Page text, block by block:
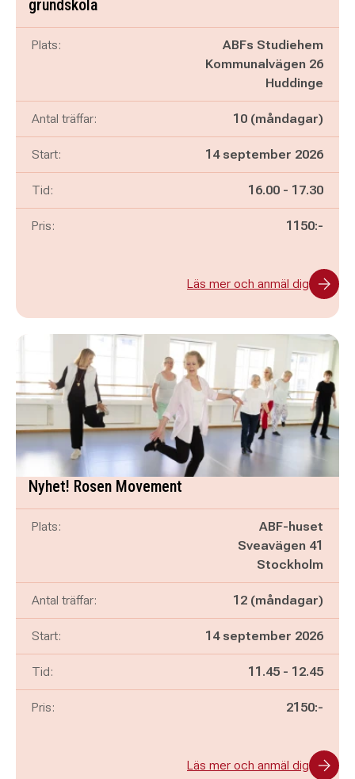
grundskola
Plats:
ABFs Studiehem
Kommunalvägen 26
Huddinge
Antal träffar: 10 (måndagar)
Start: 14 september 2026
Tid: Pågår mellan
16.00 - och
17.30
Pris: 1150:-
Läs mer och anmäl dig
Nyhet! Rosen Movement
Plats:
ABF-huset
Sveavägen 41
Stockholm
Antal träffar: 12 (måndagar)
Start: 14 september 2026
Tid: Pågår mellan
11.45 - och
12.45
Pris: 2150:-
Läs mer och anmäl dig